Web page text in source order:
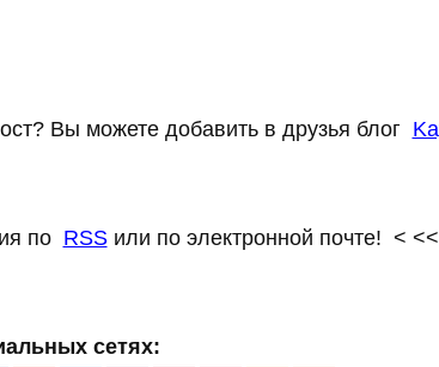
Вы можете добавить в друзья блог
по RSSили по электронной почте! < <<
сетях: